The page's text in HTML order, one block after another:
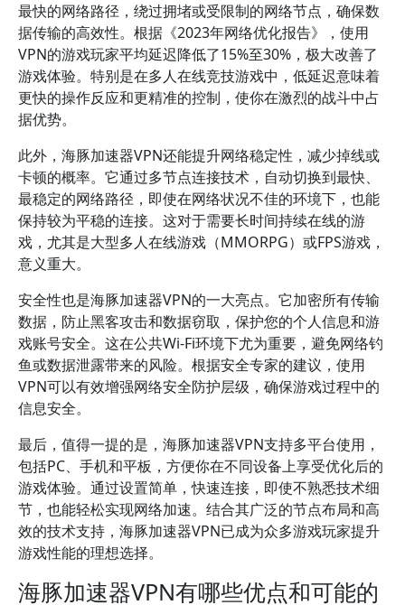
最快的网络路径，绕过拥堵或受限制的网络节点，确保数
据传输的高效性。根据《2023年网络优化报告》，使用
VPN的游戏玩家平均延迟降低了15%至30%，极大改善了
游戏体验。特别是在多人在线竞技游戏中，低延迟意味着
更快的操作反应和更精准的控制，使你在激烈的战斗中占
据优势。
此外，海豚加速器VPN还能提升网络稳定性，减少掉线或
卡顿的概率。它通过多节点连接技术，自动切换到最快、
最稳定的网络路径，即使在网络状况不佳的环境下，也能
保持较为平稳的连接。这对于需要长时间持续在线的游
戏，尤其是大型多人在线游戏（MMORPG）或FPS游戏，
意义重大。
安全性也是海豚加速器VPN的一大亮点。它加密所有传输
数据，防止黑客攻击和数据窃取，保护您的个人信息和游
戏账号安全。这在公共Wi-Fi环境下尤为重要，避免网络钓
鱼或数据泄露带来的风险。根据安全专家的建议，使用
VPN可以有效增强网络安全防护层级，确保游戏过程中的
信息安全。
最后，值得一提的是，海豚加速器VPN支持多平台使用，
包括PC、手机和平板，方便你在不同设备上享受优化后的
游戏体验。通过设置简单，快速连接，即使不熟悉技术细
节，也能轻松实现网络加速。结合其广泛的节点布局和高
效的技术支持，海豚加速器VPN已成为众多游戏玩家提升
游戏性能的理想选择。
海豚加速器VPN有哪些优点和可能的